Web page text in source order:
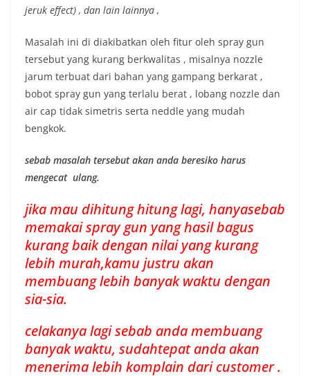
jeruk effect) , dan lain lainnya ,
Masalah ini di diakibatkan oleh fitur oleh spray gun
tersebut yang kurang berkwalitas , misalnya nozzle
jarum terbuat dari bahan yang gampang berkarat ,
bobot spray gun yang terlalu berat , lobang nozzle dan
air cap tidak simetris serta neddle yang mudah
bengkok.
sebab masalah tersebut akan anda beresiko harus
mengecat ulang.
jika mau dihitung hitung lagi, hanyasebab
memakai spray gun yang hasil bagus
kurang baik dengan nilai yang kurang
lebih murah,kamu justru akan
membuang lebih banyak waktu dengan
sia-sia.
celakanya lagi sebab anda membuang
banyak waktu, sudahtepat anda akan
menerima lebih komplain dari customer .